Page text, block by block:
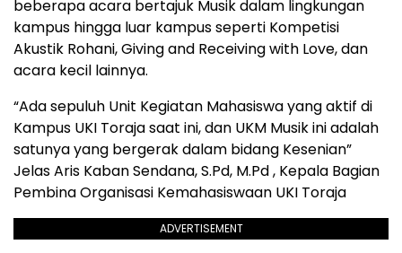
beberapa acara bertajuk Musik dalam lingkungan
kampus hingga luar kampus seperti Kompetisi
Akustik Rohani, Giving and Receiving with Love, dan
acara kecil lainnya.
“Ada sepuluh Unit Kegiatan Mahasiswa yang aktif di
Kampus UKI Toraja saat ini, dan UKM Musik ini adalah
satunya yang bergerak dalam bidang Kesenian”
Jelas Aris Kaban Sendana, S.Pd, M.Pd , Kepala Bagian
Pembina Organisasi Kemahasiswaan UKI Toraja
ADVERTISEMENT